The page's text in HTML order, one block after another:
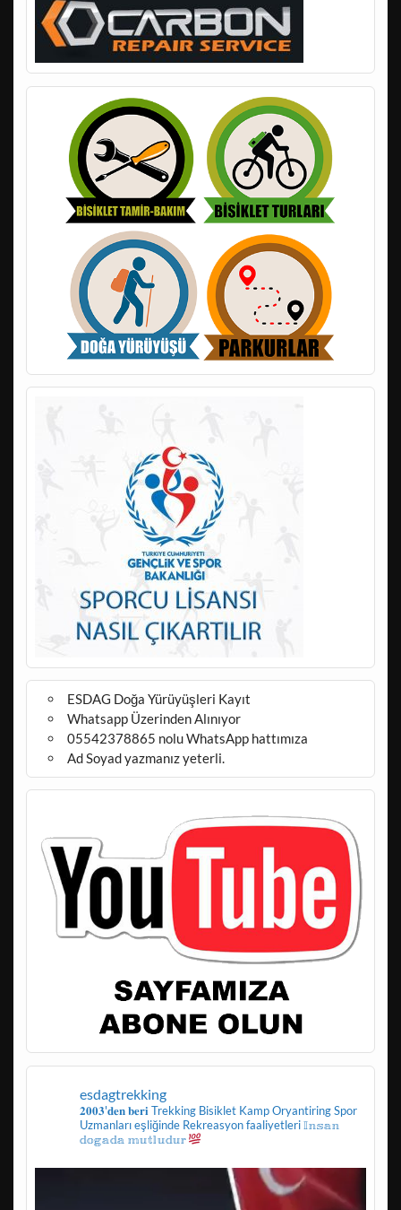
ESDAG Doğa Yürüyüşleri Kayıt
Whatsapp Üzerinden Alınıyor
05542378865 nolu WhatsApp hattımıza
Ad Soyad yazmanız yeterli.
esdagtrekking
𝟐𝟎𝟎𝟑'𝐝𝐞𝐧 𝐛𝐞𝐫𝐢 TrekkingBisikletKampOryantiringSpor
Uzmanları eşliğinde Rekreasyon faaliyetleri𝕀𝕟𝕤𝕒𝕟
𝕕𝕠𝕘𝕒𝕕𝕒 𝕞𝕦𝕥𝕝𝕦𝕕𝕦𝕣